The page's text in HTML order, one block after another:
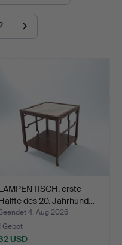
erste
des 20. Jahrhund…
4. Aug 2026
Gebot
USD